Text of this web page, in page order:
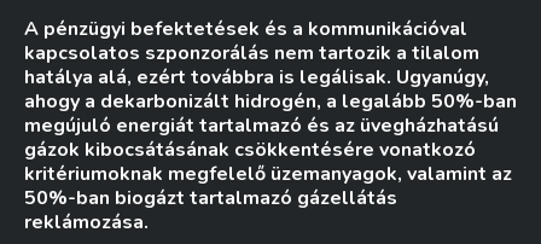
A pénzügyi befektetések és a kommunikációval
kapcsolatos szponzorálás nem tartozik a tilalom
hatálya alá, ezért továbbra is legálisak. Ugyanúgy,
ahogy a dekarbonizált hidrogén, a legalább 50%-ban
megújuló energiát tartalmazó és az üvegházhatású
gázok kibocsátásának csökkentésére vonatkozó
kritériumoknak megfelelő üzemanyagok, valamint az
50%-ban biogázt tartalmazó gázellátás
reklámozása.